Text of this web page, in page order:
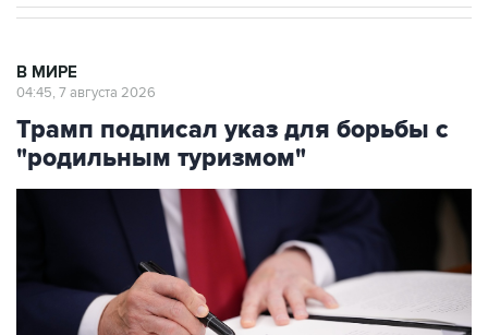
В МИРЕ
04:45, 7 августа 2026
Трамп подписал указ для борьбы с
"родильным туризмом"